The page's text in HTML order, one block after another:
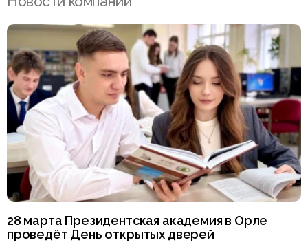
28 марта Президентская академия в Орле
проведёт День открытых дверей